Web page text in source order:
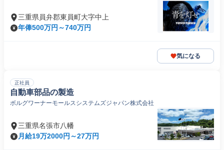
三重県員弁郡東員町大字中上
年俸500万円～740万円
気になる
正社員
自動車部品の製造
ボルグワーナーモールスシステムズジャパン株式会社
三重県名張市八幡
月給19万2000円～27万円